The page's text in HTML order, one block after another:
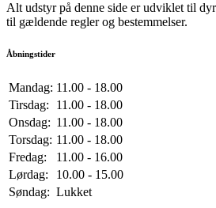
Alt udstyr på denne side er udviklet til
til gældende regler og bestemmelser.
Åbningstider
Mandag: 11.00 - 18.00
Tirsdag:
11.00 - 18.00
Onsdag: 11.00 - 18.00
Torsdag: 11.00 - 18.00
Fredag:
11.00 - 16.00
Lørdag:
10.00 - 15.00
Søndag: Lukket